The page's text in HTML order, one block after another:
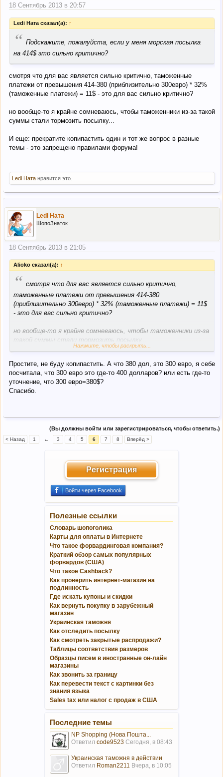
18 Сентябрь 2013 в 20:57
Ledi Ната сказал(а): ↑
“ Подскажите, пожалуйста, если у меня морская посылка
на 414$ это сильно критично?
смотря что для вас является сильно критично, таможенные
платежи от превышения 414-380 (приблизительно 300евро) * 32%
(таможенные платежи) = 11$ - это для вас сильно критично?
но вообще-то я крайне сомневаюсь, чтобы таможенники из-за такой
суммы стали тормозить посылку...
И еще: прекратите копипастить один и тот же вопрос в разные
темы - это запрещено правилами форума!
Ledi Ната нравится это.
Ledi Ната
ШопоЗнаток
18 Сентябрь 2013 в 21:05
Alioko сказал(а): ↑
“ смотря что для вас является сильно критично,
таможенные платежи от превышения 414-380
(приблизительно 300евро) * 32% (таможенные платежи) = 11$
- это для вас сильно критично?
но вообще-то я крайне сомневаюсь, чтобы таможенники из-за
такой суммы стали тормозить посылку...
разные темы - это запрещено правилами форума!
Нажмите, чтобы раскрыть...
Простите, не буду копипастить. А что 380 дол, это 300 евро, я себе
посчитала, что 300 евро это где-то 400 долларов? или есть где-то
уточнение, что 300 евро=380$?
Спасибо.
(Вы должны войти или зарегистрироваться, чтобы ответить.)
< Назад 1 ← 3 4 5 6 7 8 Вперёд >
Регистрация
Войти через Facebook
Полезные ссылки
Словарь шопоголика
Карты для оплаты в Интернете
Что такое форвардинговая компания?
Краткий обзор самых популярных
форвардов (США)
Что такое Cashback?
Как проверить интернет-магазин на
подлинность
Где искать купоны и скидки
Как вернуть покупку в зарубежный
магазин
Украинская таможня
Как отследить посылку
Как смотреть закрытые распродажи?
Таблицы соответствия размеров
Образцы писем в иностранные он-лайн
магазины
Как звонить за границу
Как перевести текст с картинки без
знания языка
Sales tax или налог с продаж в США
Последние темы
NP Shopping (Нова Пошта...
Ответил code9523 Сегодня, в 08:43
Украинская таможня в действии
Ответил Roman2211 Вчера, в 10:05